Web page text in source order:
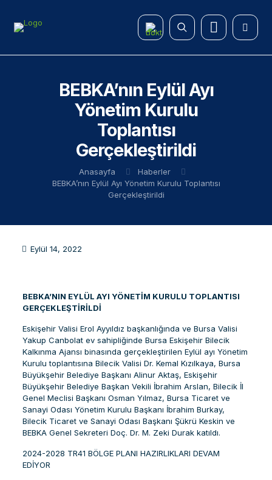
BEBKA’nın Eylül Ayı
Yönetim Kurulu
Toplantısı
Gerçekleştirildi
Anasayfa
Haberler
BEBKA’nın Eylül Ayı Yönetim Kurulu Toplantısı
Gerçekleştirildi
Eylül 14, 2022
BEBKA’NIN EYLÜL AYI YÖNETİM KURULU TOPLANTISI
GERÇEKLEŞTİRİLDİ
Eskişehir Valisi Erol Ayyıldız başkanlığında ve Bursa Valisi
Yakup Canbolat ev sahipliğinde Bursa Eskişehir Bilecik
Kalkınma Ajansı binasında gerçekleştirilen Eylül ayı Yönetim
Kurulu toplantısına Bilecik Valisi Dr. Kemal Kızılkaya, Bursa
Büyükşehir Belediye Başkanı Alinur Aktaş, Eskişehir
Büyükşehir Belediye Başkan Vekili İbrahim Arslan, Bilecik İl
Genel Meclisi Başkanı Osman Yılmaz, Bursa Ticaret ve
Sanayi Odası Yönetim Kurulu Başkanı İbrahim Burkay,
Bilecik Ticaret ve Sanayi Odası Başkanı Şükrü Keskin ve
BEBKA Genel Sekreteri Doç. Dr. M. Zeki Durak katıldı.
2024-2028 TR41 BÖLGE PLANI HAZIRLIKLARI DEVAM
EDİYOR